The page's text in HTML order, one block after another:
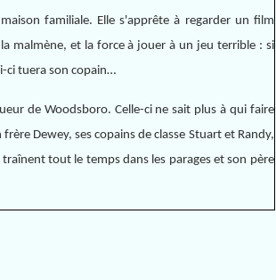
familiale. Elle s'apprête à regarder un film
malmène, et la force à jouer à un jeu terrible : si
ci tuera son copain…
de Woodsboro. Celle-ci ne sait plus à qui faire
Dewey, ses copains de classe Stuart et Randy,
tout le temps dans les parages et son père